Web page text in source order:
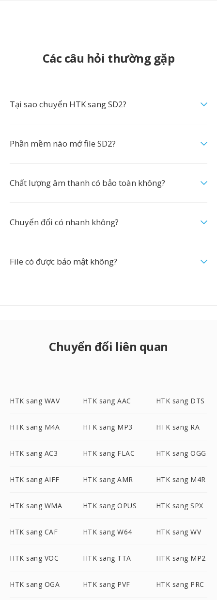
Các câu hỏi thường gặp
Tại sao chuyển HTK sang SD2?
Phần mềm nào mở file SD2?
Chất lượng âm thanh có bảo toàn không?
Chuyển đổi có nhanh không?
File có được bảo mật không?
Chuyển đổi liên quan
HTK sang WAV HTK sang AAC HTK sang DTS
HTK sang M4A HTK sang MP3 HTK sang RA
HTK sang AC3 HTK sang FLAC HTK sang OGG
HTK sang AIFF HTK sang AMR HTK sang M4R
HTK sang WMA HTK sang OPUS HTK sang SPX
HTK sang CAF HTK sang W64 HTK sang WV
HTK sang VOC HTK sang TTA HTK sang MP2
HTK sang OGA HTK sang PVF HTK sang PRC